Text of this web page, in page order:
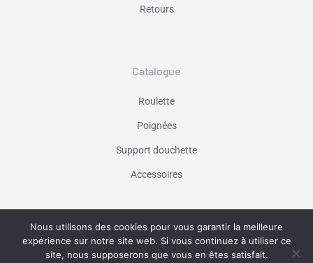
Retours
Catalogue
Roulette
Poignées
Support douchette
Accessoires
Vaniseo - votre agence web à Marseille -
En savoir plus
Nous utilisons des cookies pour vous garantir la meilleure
expérience sur notre site web. Si vous continuez à utiliser ce
site, nous supposerons que vous en êtes satisfait.